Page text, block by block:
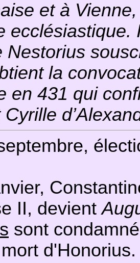
et à
Nestorius
la
en 431 qui
II, devient
sont
d'Honorius.